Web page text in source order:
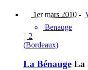
1er mars 2010 -
Benauge
| 2
(Bordeaux)
La Bénauge La